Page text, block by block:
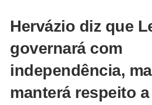
Hervázio diz que
governará com
independência,
manterá respeito